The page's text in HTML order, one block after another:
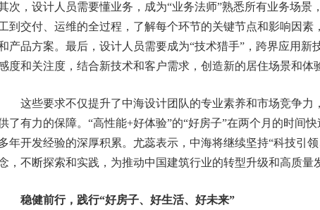
次，设计人员需要懂业务，成为“业务法师”熟悉所有业务场景
到交付、运维的全过程，了解每个环节的关键节点和影响因素
产品方案。最后，设计人员需要成为“技术猎手”，跨界应用新
度和关注度，结合新技术和客户需求，创造新的居住场景和体
这些要求不仅提升了中海设计团队的专业素养和市场竞争力
了有力的保障。“高性能+好体验”的“好房子”在两个月的时间
年开发经验的深厚积累。尤蕊表示，中海将继续坚持“科技引
，不断探索和实践，为推动中国建筑行业的转型升级和高质量
稳健前行，践行“好房子、好生活、好未来”